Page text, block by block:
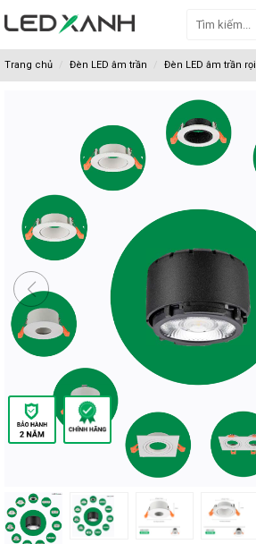
Trang chủ Đèn LED âm trần Đèn LED âm trần rọi